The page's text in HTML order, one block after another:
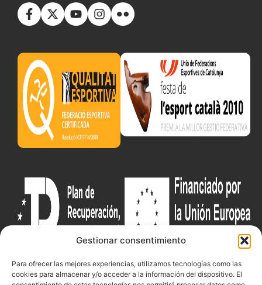
Gestionar consentimiento
Para ofrecer las mejores experiencias, utilizamos tecnologías como las
cookies para almacenar y/o acceder a la información del dispositivo. El